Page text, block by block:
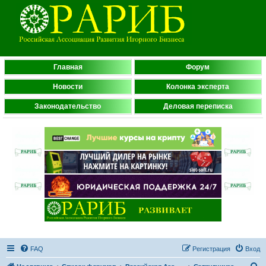
Главная Форум
Новости Колонка эксперта
Законодательство Деловая переписка
FAQ Вход
Регистрация